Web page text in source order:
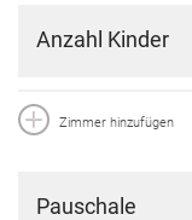
Anzahl Kinder
Zimmer hinzufügen
Pauschale